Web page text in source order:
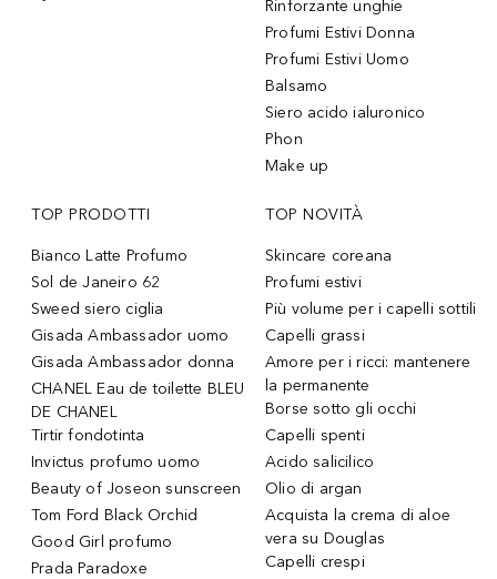
Rinforzante unghie
Profumi Estivi Donna
Profumi Estivi Uomo
Balsamo
Siero acido ialuronico
Phon
Make up
TOP PRODOTTI
Bianco Latte Profumo
Sol de Janeiro 62
Sweed siero ciglia
Gisada Ambassador uomo
Gisada Ambassador donna
CHANEL Eau de toilette BLEU
DE CHANEL
Tirtir fondotinta
Invictus profumo uomo
Beauty of Joseon sunscreen
Tom Ford Black Orchid
Good Girl profumo
Prada Paradoxe
TOP NOVITÀ
Skincare coreana
Profumi estivi
Più volume per i capelli sottili
Capelli grassi
Amore per i ricci: mantenere
la permanente
Borse sotto gli occhi
Capelli spenti
Acido salicilico
Olio di argan
Acquista la crema di aloe
vera su Douglas
Capelli crespi